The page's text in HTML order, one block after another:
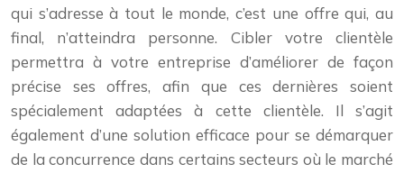
qui s’adresse à tout le monde, c’est une offre qui, au
final, n’atteindra personne. Cibler votre clientèle
permettra à votre entreprise d’améliorer de façon
précise ses offres, afin que ces dernières soient
spécialement adaptées à cette clientèle. Il s’agit
également d’une solution efficace pour se démarquer
de la concurrence dans certains secteurs où le marché